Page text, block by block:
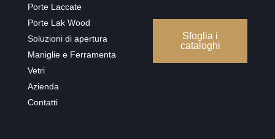
Porte Laccate
Porte Lak Wood
Soluzioni di apertura
Maniglie e Ferramenta
Vetri
Azienda
Contatti
Sfoglia i
cataloghi